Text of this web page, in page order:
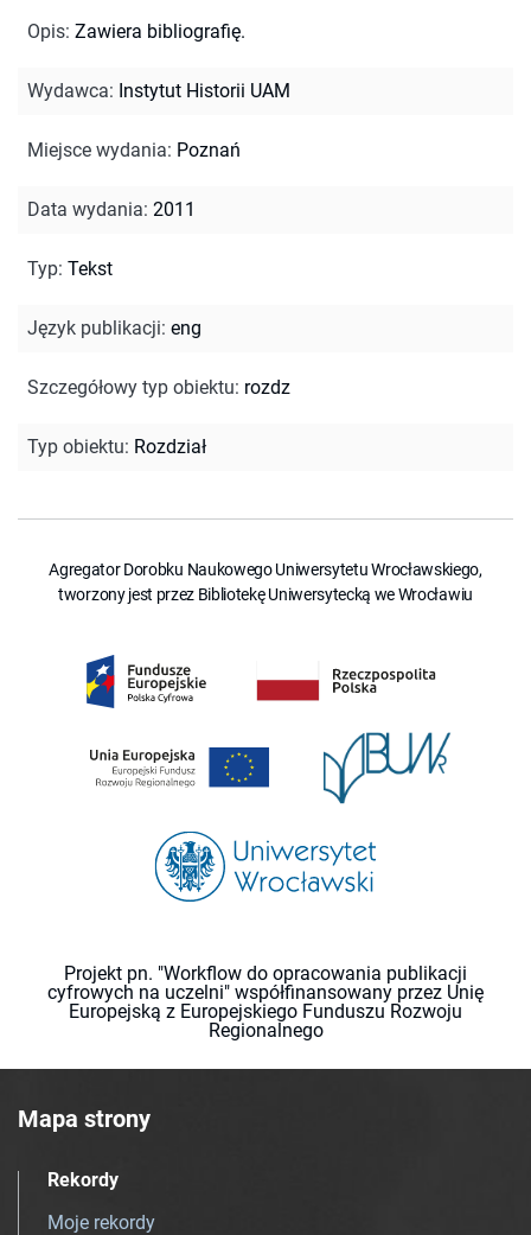
Opis: Zawiera bibliografię.
Wydawca: Instytut Historii UAM
Miejsce wydania: Poznań
Data wydania: 2011
Typ: Tekst
Język publikacji: eng
Szczegółowy typ obiektu: rozdz
Typ obiektu: Rozdział
Agregator Dorobku Naukowego Uniwersytetu Wrocławskiego,
tworzony jest przez Bibliotekę Uniwersytecką we Wrocławiu
Projekt pn. "Workflow do opracowania publikacji
cyfrowych na uczelni" współfinansowany przez Unię
Europejską z Europejskiego Funduszu Rozwoju
Regionalnego
Mapa strony
Rekordy
Moje rekordy